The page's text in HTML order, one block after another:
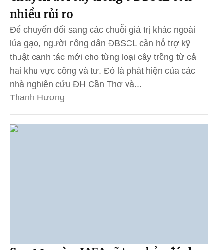
nhiều rủi ro
Để chuyển đổi sang các chuỗi giá trị khác ngoài
lúa gạo, người nông dân ĐBSCL cần hỗ trợ kỹ
thuật canh tác mới cho từng loại cây trồng từ cả
hai khu vực công và tư. Đó là phát hiện của các
nhà nghiên cứu ĐH Cần Thơ và...
Thanh Hương